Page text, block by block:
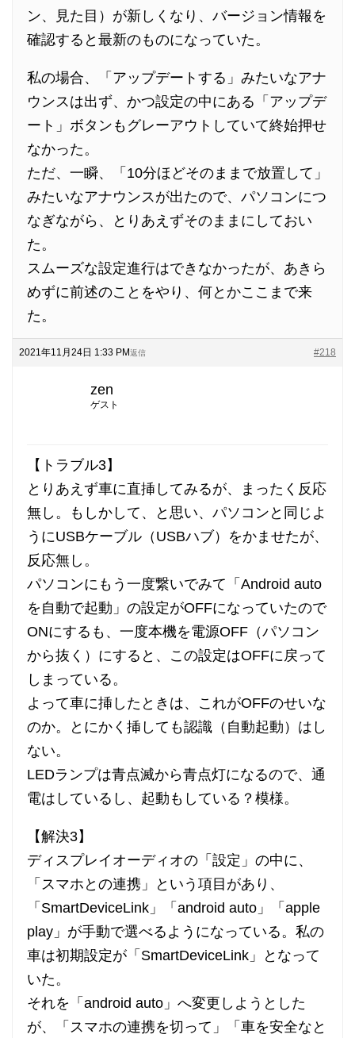
ン、見た目）が新しくなり、バージョン情報を
確認すると最新のものになっていた。
私の場合、「アップデートする」みたいなアナ
ウンスは出ず、かつ設定の中にある「アップデ
ート」ボタンもグレーアウトしていて終始押せ
なかった。
ただ、一瞬、「10分ほどそのままで放置して」
みたいなアナウンスが出たので、パソコンにつ
なぎながら、とりあえずそのままにしておい
た。
スムーズな設定進行はできなかったが、あきら
めずに前述のことをやり、何とかここまで来
た。
2021年11月24日 1:33 PM #218
返信
zen
ゲスト
【トラブル3】
とりあえず車に直挿してみるが、まったく反応
無し。もしかして、と思い、パソコンと同じよ
うにUSBケーブル（USBハブ）をかませたが、
反応無し。
パソコンにもう一度繋いでみて「Android auto
を自動で起動」の設定がOFFになっていたので
ONにするも、一度本機を電源OFF（パソコン
から抜く）にすると、この設定はOFFに戻って
しまっている。
よって車に挿したときは、これがOFFのせいな
のか。とにかく挿しても認識（自動起動）はし
ない。
LEDランプは青点滅から青点灯になるので、通
電はしているし、起動もしている？模様。
【解決3】
ディスプレイオーディオの「設定」の中に、
「スマホとの連携」という項目があり、
「SmartDeviceLink」「android auto」「apple
play」が手動で選べるようになっている。私の
車は初期設定が「SmartDeviceLink」となって
いた。
それを「android auto」へ変更しようとした
が、「スマホの連携を切って」「車を安全なと